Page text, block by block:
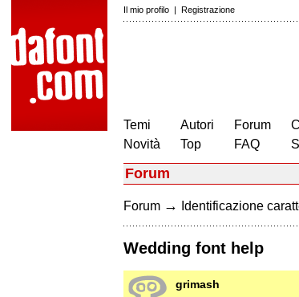
Il mio profilo | Registrazione
Temi
Novità
Autori
Top
Forum
FAQ
Forum
Forum → Identificazione
Wedding font help
grimash